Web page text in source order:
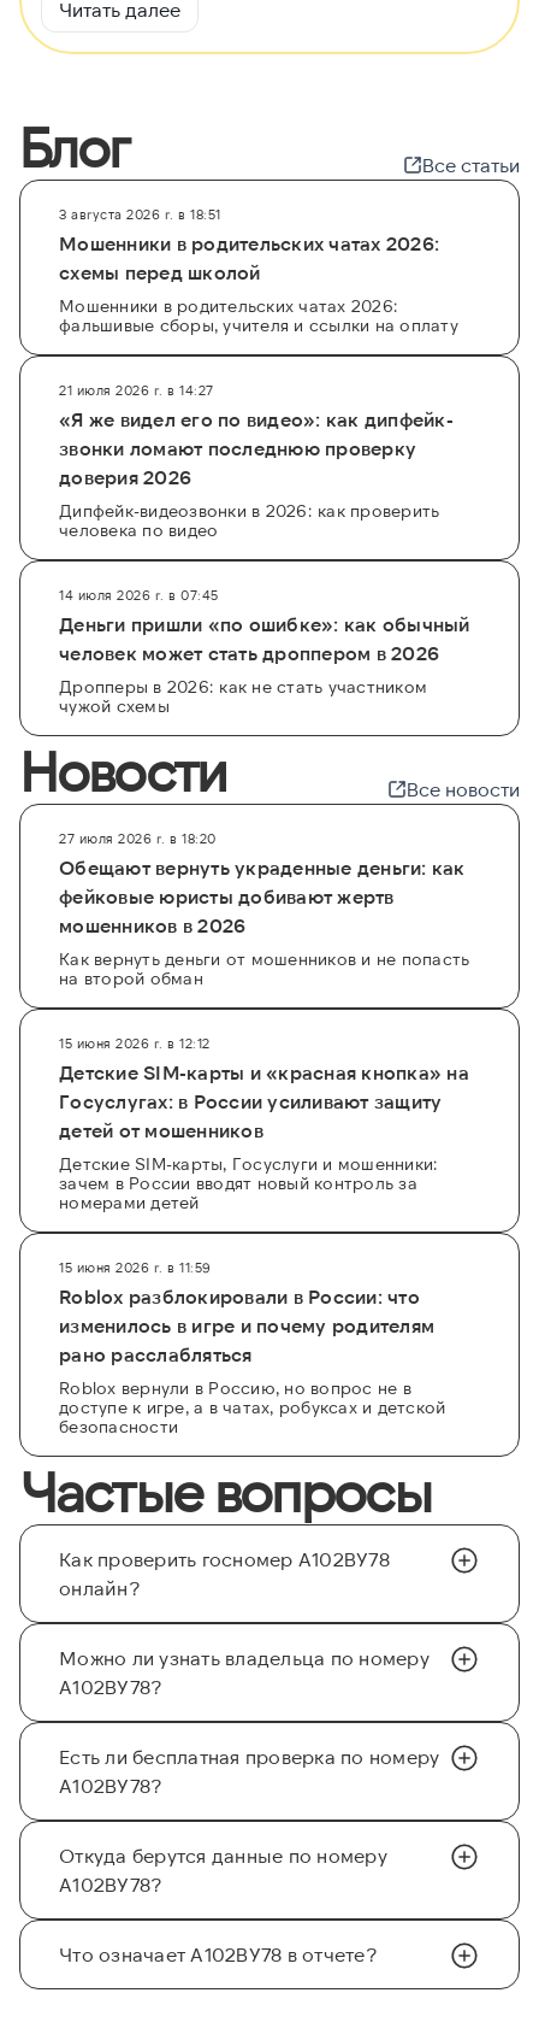
Читать далее
Блог Все статьи
3 августа 2026 г. в 18:51
Мошенники в родительских чатах 2026:
схемы перед школой
Мошенники в родительских чатах 2026:
фальшивые сборы, учителя и ссылки на оплату
21 июля 2026 г. в 14:27
«Я же видел его по видео»: как дипфейк-
звонки ломают последнюю проверку
доверия 2026
Дипфейк-видеозвонки в 2026: как проверить
человека по видео
14 июля 2026 г. в 07:45
Деньги пришли «по ошибке»: как обычный
человек может стать дроппером в 2026
Дропперы в 2026: как не стать участником
чужой схемы
Новости Все новости
27 июля 2026 г. в 18:20
Обещают вернуть украденные деньги: как
фейковые юристы добивают жертв
мошенников в 2026
Как вернуть деньги от мошенников и не попасть
на второй обман
15 июня 2026 г. в 12:12
Детские SIM-карты и «красная кнопка» на
Госуслугах: в России усиливают защиту
детей от мошенников
Детские SIM-карты, Госуслуги и мошенники:
зачем в России вводят новый контроль за
номерами детей
15 июня 2026 г. в 11:59
Roblox разблокировали в России: что
изменилось в игре и почему родителям
рано расслабляться
Roblox вернули в Россию, но вопрос не в
доступе к игре, а в чатах, робуксах и детской
безопасности
Частые вопросы
Как проверить госномер А102ВУ78
онлайн?
Можно ли узнать владельца по номеру
А102ВУ78?
Есть ли бесплатная проверка по номеру
А102ВУ78?
Откуда берутся данные по номеру
А102ВУ78?
Что означает А102ВУ78 в отчете?